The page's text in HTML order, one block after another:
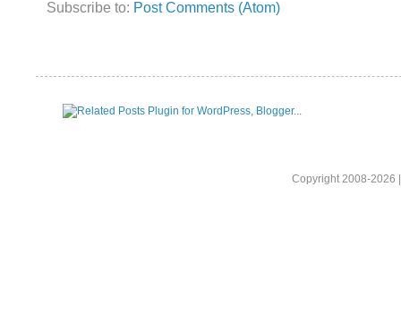
Subscribe to: Post Comments (Atom)
Copyright 2008-2026